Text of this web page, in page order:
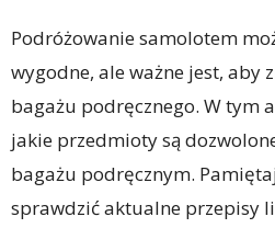
Podróżowanie samolotem
wygodne, ale ważne jest, aby
bagażu podręcznego. W tym
jakie przedmioty są
bagażu podręcznym.
sprawdzić aktualne przepisy